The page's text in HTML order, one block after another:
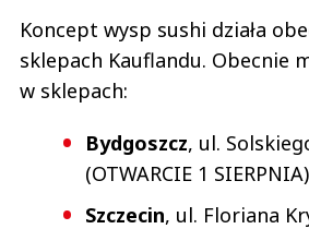
Koncept wysp sushi działa
sklepach Kauflandu. Obecnie
w sklepach:
Bydgoszcz, ul.
(OTWARCIE 1 SIERPNIA)
Szczecin, ul. Floriana